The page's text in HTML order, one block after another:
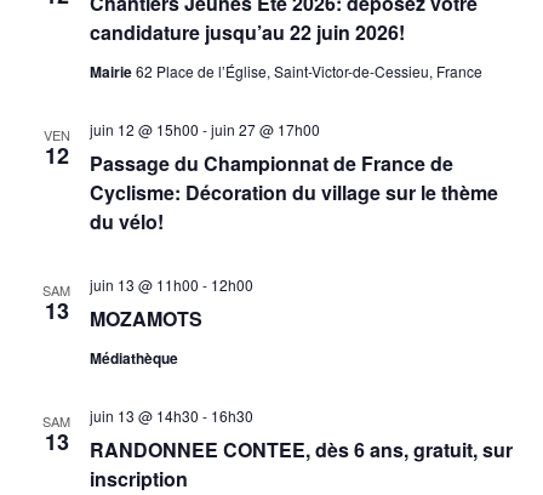
candidature jusqu’au 22 juin 2026!
Mairie62 Place de l’Église, Saint-Victor-de-Cessieu, France
VEN
12
Passage du Championnat de France de
Cyclisme: Décoration du village sur le thème
du vélo!
juin 12 @ 15h00 -juin 27 @ 17h00
SAM
13 MOZAMOTS
juin 13 @ 11h00 - 12h00
Médiathèque
SAM
13
RANDONNEE CONTEE, dès 6 ans, gratuit, sur
inscription
juin 13 @ 14h30 - 16h30